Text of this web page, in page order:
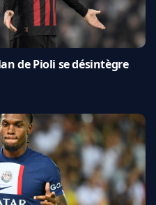
de Pioli se désintègre